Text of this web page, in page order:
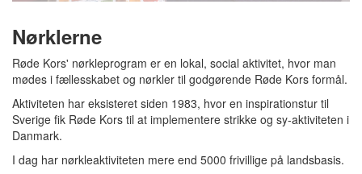
Nørklerne
Røde Kors' nørkleprogram er en lokal, social aktivitet, hvor man
mødes i fællesskabet og nørkler til godgørende Røde Kors formål.
Aktiviteten har eksisteret siden 1983, hvor en inspirationstur til
Sverige fik Røde Kors til at implementere strikke og sy-aktiviteten i
Danmark.
I dag har nørkleaktiviteten mere end 5000 frivillige på landsbasis.